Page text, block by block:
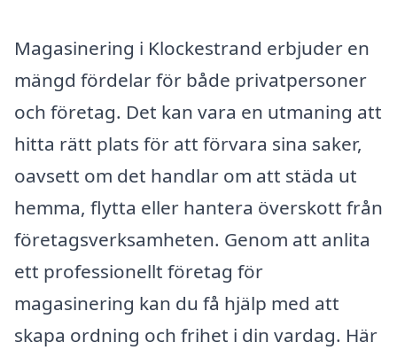
Magasinering i Klockestrand erbjuder en
mängd fördelar för både privatpersoner
och företag. Det kan vara en utmaning att
hitta rätt plats för att förvara sina saker,
oavsett om det handlar om att städa ut
hemma, flytta eller hantera överskott från
företagsverksamheten. Genom att anlita
ett professionellt företag för
magasinering kan du få hjälp med att
skapa ordning och frihet i din vardag. Här